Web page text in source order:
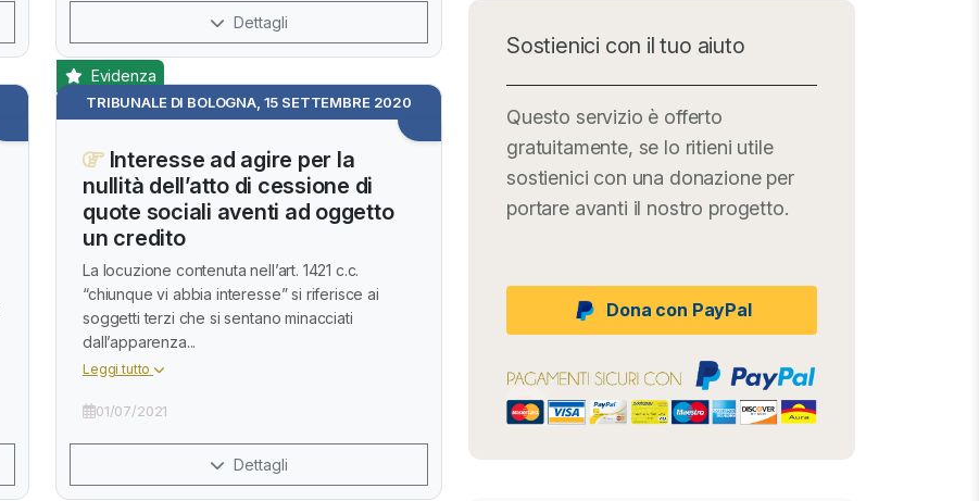
Sostienici con il tuo aiuto
Questo servizio è offerto
gratuitamente, se lo ritieni utile
sostienici con una donazione per
portare avanti il nostro progetto.
Dona con PayPal
Dettagli
TRIBUNALE DI BOLOGNA, 15 SETTEMBRE 2020
Evidenza
Interesse ad agire per la
nullità dell’atto di cessione di
quote sociali aventi ad oggetto
un credito
La locuzione contenuta nell’art. 1421 c.c.
“chiunque vi abbia interesse” si riferisce ai
soggetti terzi che si sentano minacciati
dall’apparenza...
Leggi tutto
01/07/2021
Dettagli